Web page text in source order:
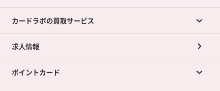
カードラボの買取サービス
カードラボの買取サービスTOP
店舗買取について
求人情報
ポイントカード